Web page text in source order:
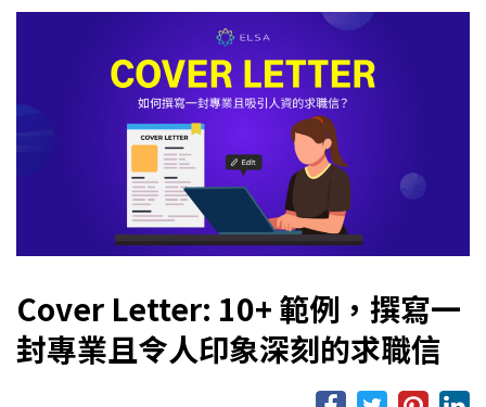
Cover Letter: 10+ 範例，撰寫一
封專業且令人印象深刻的求職信